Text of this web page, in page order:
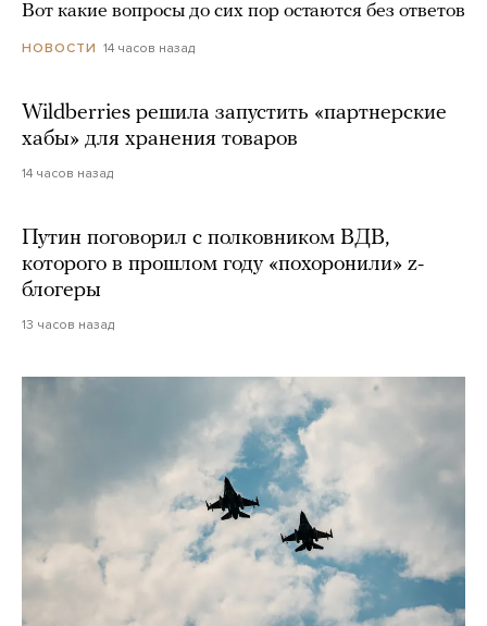
Вот какие вопросы до сих пор остаются без ответов
НОВОСТИ 14 часов назад
Wildberries решила запустить «партнерские
хабы» для хранения товаров
14 часов назад
Путин поговорил с полковником ВДВ,
которого в прошлом году «похоронили» z-
блогеры
13 часов назад